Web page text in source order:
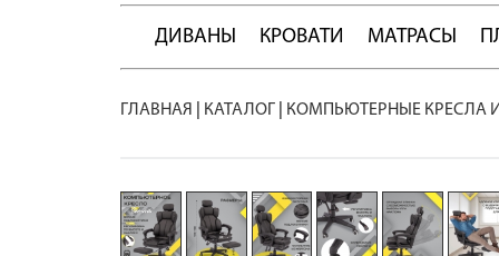
ДИВАНЫ КРОВАТИ МАТРАСЫ
ГЛАВНАЯ КАТАЛОГ КОМПЬЮТЕРНЫЕ КРЕСЛА